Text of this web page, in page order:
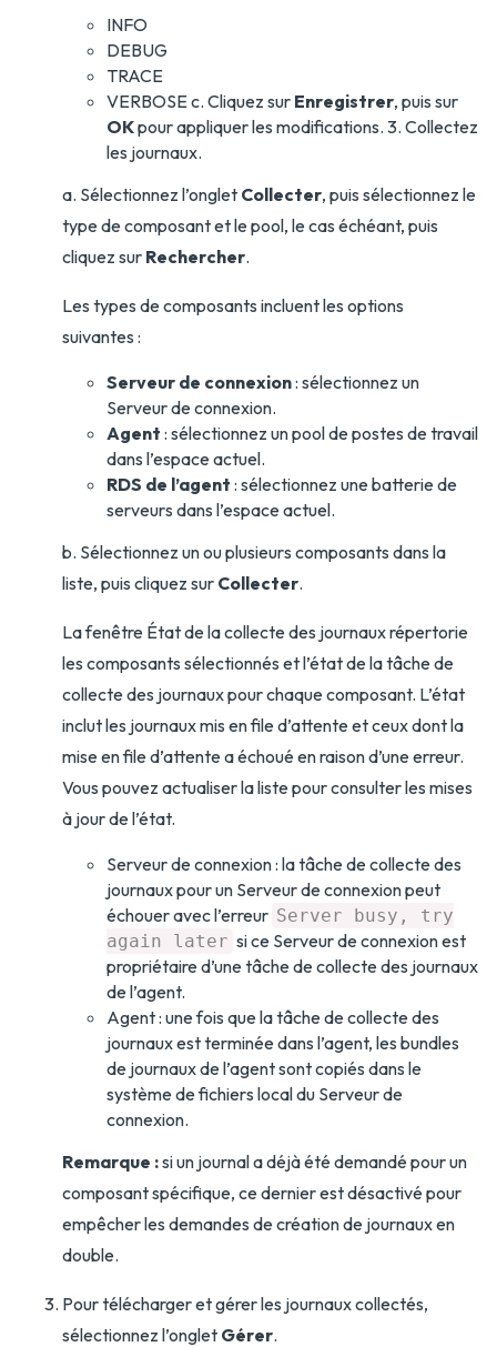
INFO
DEBUG
TRACE
VERBOSE c. Cliquez sur Enregistrer, puis sur
OKpour appliquer les modifications. 3. Collectez
les journaux.
a. Sélectionnez l’onglet Collecter, puis sélectionnez le
type de composant et le pool, le cas échéant, puis
cliquez sur Rechercher.
Les types de composants incluent les options
suivantes :
Serveur de connexion: sélectionnez un
Serveur de connexion.
Agent : sélectionnez un pool de postes de travail
dans l’espace actuel.
RDS de l’agent : sélectionnez une batterie de
serveurs dans l’espace actuel.
b. Sélectionnez un ou plusieurs composants dans la
liste, puis cliquez sur Collecter.
La fenêtre État de la collecte des journaux répertorie
les composants sélectionnés et l’état de la tâche de
collecte des journaux pour chaque composant. L’état
inclut les journaux mis en file d’attente et ceux dont la
mise en file d’attente a échoué en raison d’une erreur.
Vous pouvez actualiser la liste pour consulter les mises
à jour de l’état.
Serveur de connexion : la tâche de collecte des
journaux pour un Serveur de connexion peut
échouer avec l’erreur Server busy, try
again later si ce Serveur de connexion est
propriétaire d’une tâche de collecte des journaux
de l’agent.
Agent : une fois que la tâche de collecte des
journaux est terminée dans l’agent, les bundles
de journaux de l’agent sont copiés dans le
système de fichiers local du Serveur de
connexion.
Remarque :si un journal a déjà été demandé pour un
composant spécifique, ce dernier est désactivé pour
empêcher les demandes de création de journaux en
double.
Pour télécharger et gérer les journaux collectés,
sélectionnez l’onglet Gérer.